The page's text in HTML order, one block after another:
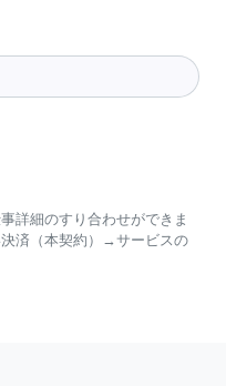
詳細のすり合わせができま
済（本契約）→サービスの